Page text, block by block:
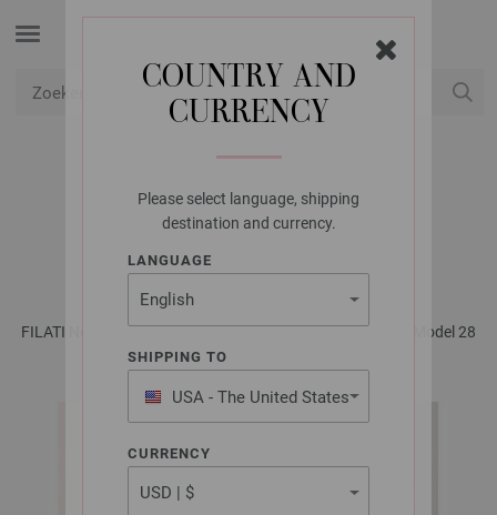
COUNTRY AND
CURRENCY
Please select language, shipping
destination and currency.
LANGUAGE
SHIPPING TO
USA - The United States
of America
CURRENCY
LANA GROSSA
TAS THE TUBE
FILATI No. 65 - Tijdschrift (DE) + Breibeschrijvingen (NL) | Model 28